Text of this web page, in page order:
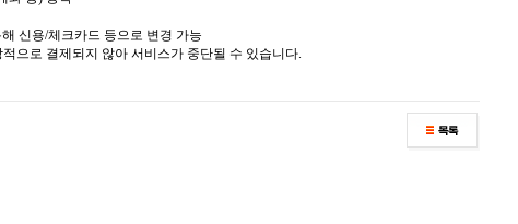
신용/체크카드 등으로 변경 가능
으로 결제되지 않아 서비스가 중단될 수 있습니다.